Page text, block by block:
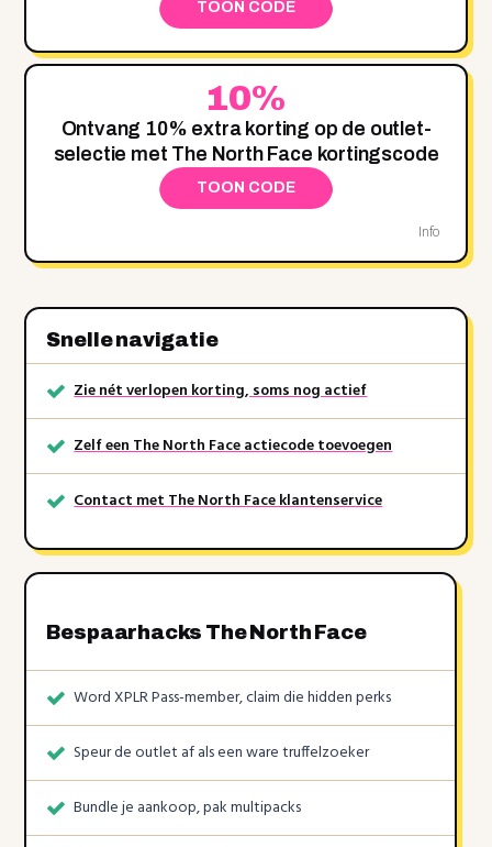
TOON CODE
10%
Ontvang 10% extra korting op de outlet-
selectie met The North Face kortingscode
TOON CODE
Info
Snelle navigatie
Zie nét verlopen korting, soms nog actief
Zelf een The North Face actiecode toevoegen
Contact met The North Face klantenservice
Bespaarhacks The North Face
Word XPLR Pass-member, claim die hidden perks
Speur de outlet af als een ware truffelzoeker
Bundle je aankoop, pak multipacks